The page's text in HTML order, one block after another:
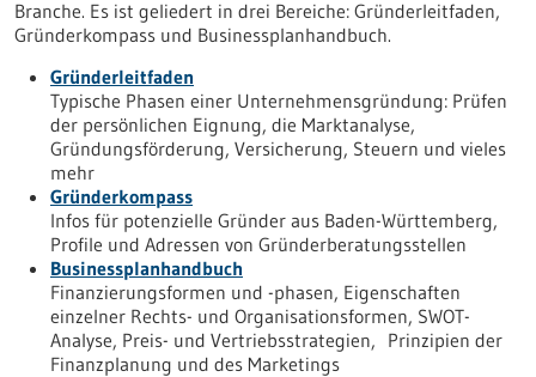
Branche. Es ist geliedert in drei Bereiche: Gründerleitfaden,
Gründerkompass und Businessplanhandbuch.
Gründerleitfaden
Typische Phasen einer Unternehmensgründung: Prüfen
der persönlichen Eignung, die Marktanalyse,
Gründungsförderung, Versicherung, Steuern und vieles
mehr
Gründerkompass
Infos für potenzielle Gründer aus Baden-Württemberg,
Profile und Adressen von Gründerberatungsstellen
Businessplanhandbuch
Finanzierungsformen und -phasen, Eigenschaften
einzelner Rechts- und Organisationsformen, SWOT-
Analyse, Preis- und Vertriebsstrategien, Prinzipien der
Finanzplanung und des Marketings